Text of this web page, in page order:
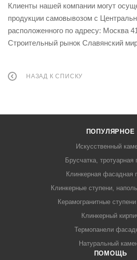
Клиенты нашей компании могут
продукции самовывозом с
расположенного по адресу: Москва
Строительный рынок Славянский
НАЗАД К СПИСКУ
ПОПУЛЯРНОЕ
Искусственный
Брусчатка, тротуарная
Клинкерная фасадная
Клинкерные ступени,
Керамогранитные
Клинкерный
Термопанели
Натуральный
ПОМОЩЬ